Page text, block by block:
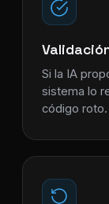
Si la IA
sistema lo
código roto.